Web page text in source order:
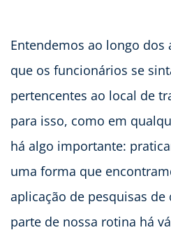
Entendemos ao longo dos
que os funcionários se
pertencentes ao local de
para isso, como em
há algo importante:
uma forma que
aplicação de pesquisas
parte de nossa rotina há